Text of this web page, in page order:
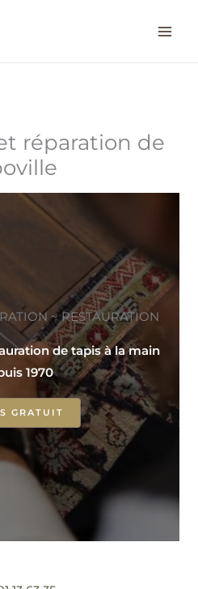
réparation de
~ RESTAURATION
de tapis à la main
1970
GRATUIT